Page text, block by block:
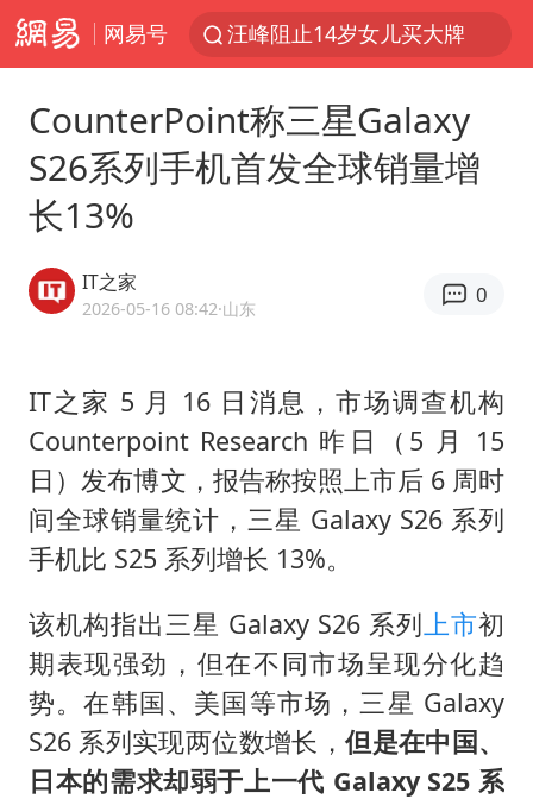
网易号
汪峰阻止14岁女儿买大牌
立秋的仪式感
台军“汉光秀”开场闹剧多
泰高官回应中国人在泰遭歧视：全面调查
四川宜宾市高县发生4.9级地震
女子开一天一夜空调后二氧化碳中毒
男子杀人后逃进深山21年活得像野人
“空调24小时开着更省电”不实
粉笔教育发布“自曝式”公开信
OpenAI为免费用户升级GPT-5.6 Luna
如何把百年大党建设得更加坚强有力？
CounterPoint称三星Galaxy
S26系列手机首发全球销量增
长13%
IT之家
2026-05-16 08:42·山东
0
IT之家 5 月 16 日消息，市场调查机构
Counterpoint Research 昨日（5 月 15
日）发布博文，报告称按照上市后 6 周时
间全球销量统计，三星 Galaxy S26 系列
手机比 S25 系列增长 13%。
该机构指出三星 Galaxy S26 系列 上市初
期表现强劲，但在不同市场呈现分化趋
势。在韩国、美国等市场，三星 Galaxy
S26 系列实现两位数增长，但是在中国、
日本的需求却弱于上一代 Galaxy S25 系